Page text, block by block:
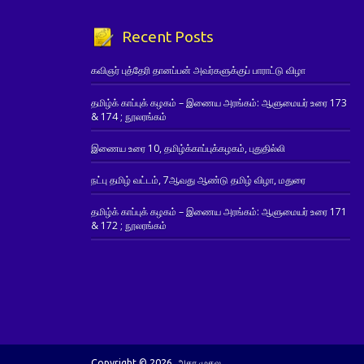
Recent Posts
கவிஞர் புத்தேரி தானப்பன் அவர்களுக்குப் பாராட்டு விழா
தமிழ்க் காப்புக் கழகம் – இணைய அரங்கம்: ஆளுமையர் உரை 173
& 174 ; நூலரங்கம்
இணைய உரை 10, தமிழ்க்காப்புக்கழகம், புதுதில்லி
நட்பு தமிழ் வட்டம், 7ஆவது ஆண்டு தமிழ் விழா, மதுரை
தமிழ்க் காப்புக் கழகம் – இணைய அரங்கம்: ஆளுமையர் உரை 171
& 172 ; நூலரங்கம்